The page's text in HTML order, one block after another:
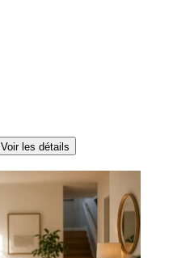
Voir les détails